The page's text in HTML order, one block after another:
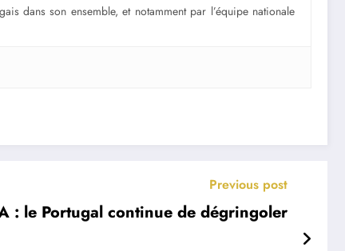
dans son ensemble, et notamment par l’équipe nationale
Previous post
: le Portugal continue de dégringoler